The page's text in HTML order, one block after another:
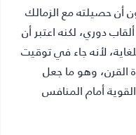
أن حصيلته مع الزمالك
10 بطولات، من بينها 3 ألقاب دوري، لكنه اعتبر أن
لأنه جاء في توقيت
وهو ما جعل
أمام المنافس